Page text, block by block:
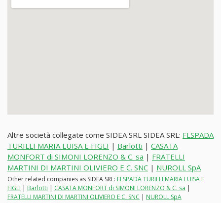
Altre società collegate come SIDEA SRL SIDEA SRL: FLSPADA
TURILLI MARIA LUISA E FIGLI | Barlotti | CASATA
MONFORT di SIMONI LORENZO & C. sa | FRATELLI
MARTINI DI MARTINI OLIVIERO E C. SNC | NUROLL SpA
Other related companies as SIDEA SRL: FLSPADA TURILLI MARIA LUISA E
FIGLI | Barlotti | CASATA MONFORT di SIMONI LORENZO & C. sa |
FRATELLI MARTINI DI MARTINI OLIVIERO E C. SNC | NUROLL SpA